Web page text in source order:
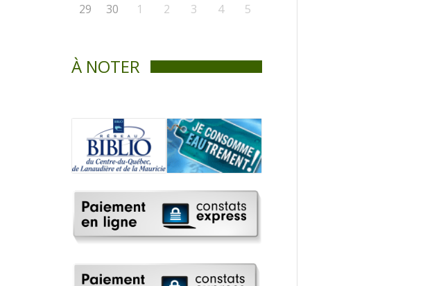
29
30 1 2 3 4 5
À NOTER